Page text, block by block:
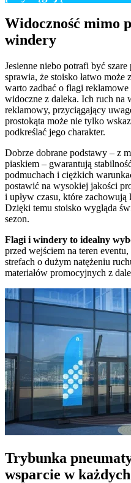
Widoczność mimo
windery
Jesienne niebo potrafi być
sprawia, że stoisko łatwo może
warto zadbać o flagi
widoczne z daleka. Ich ruch na
reklamowy, przyciągający
prostokąta może nie tylko
podkreślać jego charakter.
Dobrze dobrane podstawy – z
piaskiem – gwarantują
podmuchach i ciężkich
postawić na wysokiej jakości
i upływ czasu, które
Dzięki temu stoisko wygląda
sezon.
Flagi i windery to idealny
przed wejściem na teren
strefach o dużym natężeniu
materiałów promocyjnych z
Trybunka
wsparcie w